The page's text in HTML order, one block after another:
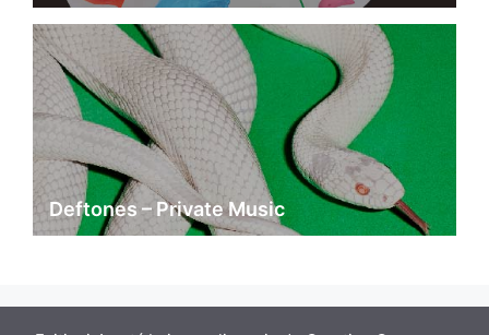
Deftones – Private Music